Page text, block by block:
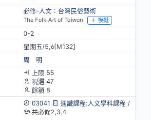
必修-人文：台灣民俗藝術
The Folk-Art of Taiwan 模擬
0-2
星期五/5,6[M132]
周 明
上限 55
現選 47
餘額 8
03041
通識課程:人文學科課程 /
共必修2,3,4